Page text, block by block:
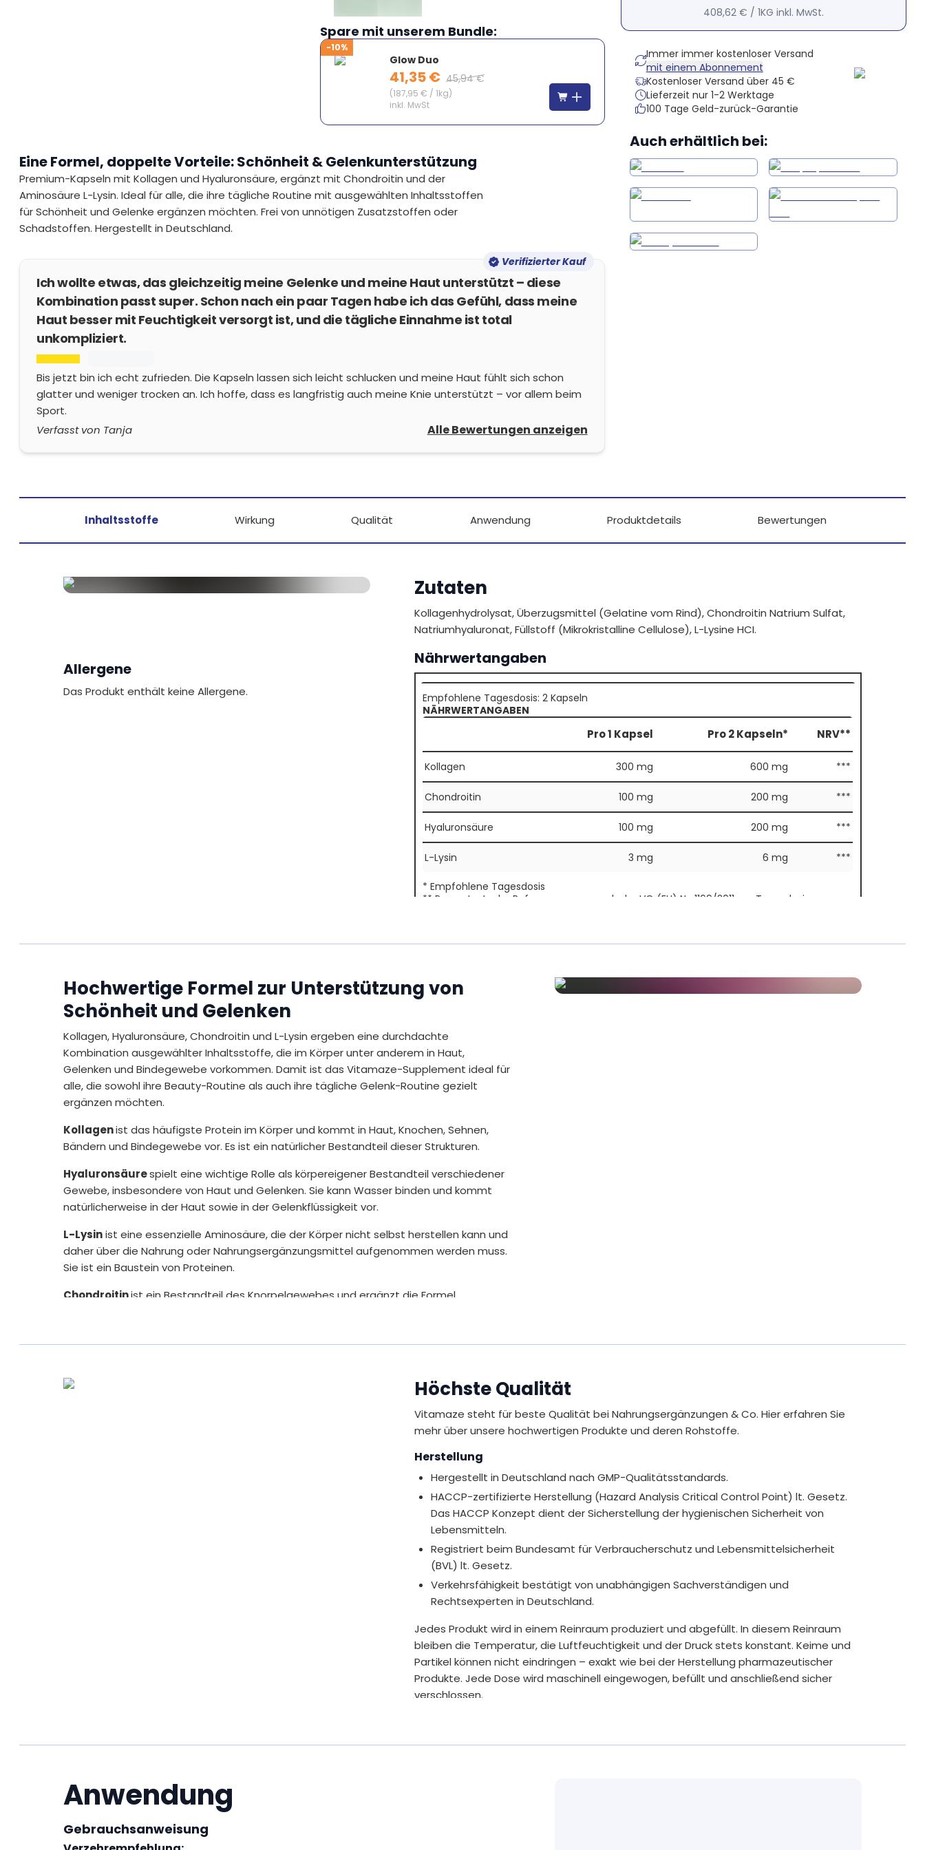
Spare mit unserem Bundle:
-10%
Glow Duo
41,35 € 45,94 €
(187,95 € /1kg)
inkl. MwSt
408,62 € / 1KG inkl. MwSt.
Immer immer kostenloser Versand
mit einem Abonnement
Kostenloser Versand über 45 €
Lieferzeit nur 1-2 Werktage
100 Tage Geld-zurück-Garantie
Auch erhältlich bei:
Eine Formel, doppelte Vorteile: Schönheit & Gelenkunterstützung
Premium-Kapseln mit Kollagen und Hyaluronsäure, ergänzt mit Chondroitin und der
Aminosäure L-Lysin. Ideal für alle, die ihre tägliche Routine mit ausgewählten Inhaltsstoffen
für Schönheit und Gelenke ergänzen möchten. Frei von unnötigen Zusatzstoffen oder
Schadstoffen. Hergestellt in Deutschland.
Verifizierter Kauf
Ich wollte etwas, das gleichzeitig meine Gelenke und meine Haut unterstützt – diese
Kombination passt super. Schon nach ein paar Tagen habe ich das Gefühl, dass meine
Haut besser mit Feuchtigkeit versorgt ist, und die tägliche Einnahme ist total
unkompliziert.
Bis jetzt bin ich echt zufrieden. Die Kapseln lassen sich leicht schlucken und meine Haut fühlt sich schon
glatter und weniger trocken an. Ich hoffe, dass es langfristig auch meine Knie unterstützt – vor allem beim
Sport.
Verfasst von Tanja
Alle Bewertungen anzeigen
Inhaltsstoffe Wirkung Qualität Anwendung Produktdetails Bewertungen
Zutaten
Kollagenhydrolysat, Überzugsmittel (Gelatine vom Rind), Chondroitin Natrium Sulfat,
Natriumhyaluronat, Füllstoff (Mikrokristalline Cellulose), L-Lysine HCI.
Allergene
Das Produkt enthält keine Allergene.
Nährwertangaben
Empfohlene Tagesdosis: 2 Kapseln
NÄHRWERTANGABEN
Pro 1 Kapsel Pro 2 Kapseln* NRV**
Kollagen 300 mg 600 mg ***
Chondroitin 100 mg 200 mg ***
Hyaluronsäure 100 mg 200 mg ***
L-Lysin 3 mg 6 mg ***
* Empfohlene Tagesdosis
** Prozentsatz der Referenzmenge nach der VO (EU) Nr. 1169/2011 pro Tagesdosis
44,1 g = 60 Kapseln
Hochwertige Formel zur Unterstützung von
Schönheit und Gelenken
Kollagen, Hyaluronsäure, Chondroitin und L-Lysin ergeben eine durchdachte
Kombination ausgewählter Inhaltsstoffe, die im Körper unter anderem in Haut,
Gelenken und Bindegewebe vorkommen. Damit ist das Vitamaze-Supplement ideal für
alle, die sowohl ihre Beauty-Routine als auch ihre tägliche Gelenk-Routine gezielt
ergänzen möchten.
Kollagenist das häufigste Protein im Körper und kommt in Haut, Knochen, Sehnen,
Bändern und Bindegewebe vor. Es ist ein natürlicher Bestandteil dieser Strukturen.
Hyaluronsäurespielt eine wichtige Rolle als körpereigener Bestandteil verschiedener
Gewebe, insbesondere von Haut und Gelenken. Sie kann Wasser binden und kommt
natürlicherweise in der Haut sowie in der Gelenkflüssigkeit vor.
L-Lysinist eine essenzielle Aminosäure, die der Körper nicht selbst herstellen kann und
daher über die Nahrung oder Nahrungsergänzungsmittel aufgenommen werden muss.
Sie ist ein Baustein von Proteinen.
Chondroitinist ein Bestandteil des Knorpelgewebes und ergänzt die Formel
Höchste Qualität
Vitamaze steht für beste Qualität bei Nahrungsergänzungen & Co. Hier erfahren Sie
mehr über unsere hochwertigen Produkte und deren Rohstoffe.
Herstellung
Hergestellt in Deutschland nach GMP-Qualitätsstandards.
HACCP-zertifizierte Herstellung (Hazard Analysis Critical Control Point) lt. Gesetz.
Das HACCP Konzept dient der Sicherstellung der hygienischen Sicherheit von
Lebensmitteln.
Registriert beim Bundesamt für Verbraucherschutz und Lebensmittelsicherheit
(BVL) lt. Gesetz.
Verkehrsfähigkeit bestätigt von unabhängigen Sachverständigen und
Rechtsexperten in Deutschland.
Jedes Produkt wird in einem Reinraum produziert und abgefüllt. In diesem Reinraum
bleiben die Temperatur, die Luftfeuchtigkeit und der Druck stets konstant. Keime und
Partikel können nicht eindringen – exakt wie bei der Herstellung pharmazeutischer
Produkte. Jede Dose wird maschinell eingewogen, befüllt und anschließend sicher
verschlossen.
Anwendung
Gebrauchsanweisung